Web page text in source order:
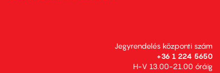
Jegyrendelés központi szám
+36 1 224 5650
H-V 13.00-21.00 óráig